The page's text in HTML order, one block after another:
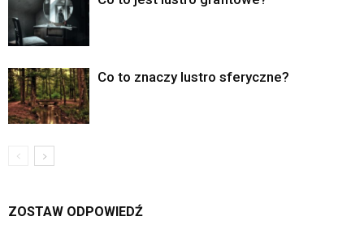
Co to znaczy lustro sferyczne?
ZOSTAW ODPOWIEDŹ